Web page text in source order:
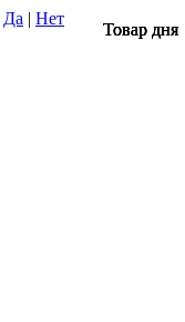
Да | Нет
Товар дня
Товар дня
Товар дня
Товар дня